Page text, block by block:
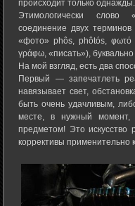
происходит только однажды.
Этимологически слово
соединение двух терминов
«фото» phôs, phôtós, φωτό
γράφω, «писать»),
На мой взгляд, есть два
Первый — запечатлеть
навязывает свет,
быть очень удачливым,
месте, в нужный
предметом! Это
коррективы применительно